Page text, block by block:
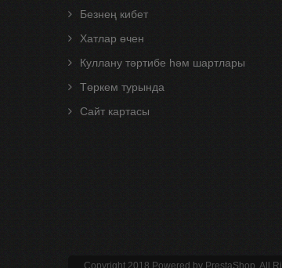
Безнең кибет
Хатлар өчен
Куллану тәртибе һәм шартлары
Төркем турында
Сайт картасы
Copyright 2018 Powered by PrestaShop. All